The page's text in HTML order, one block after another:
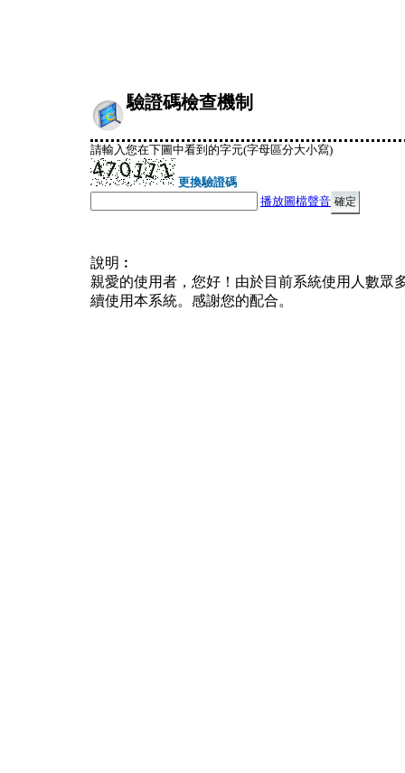
驗證碼檢查機制
請輸入您在下圖中看到的字元(字母區分大小寫)
更換驗證碼
播放圖檔聲音
說明︰
親愛的使用者，您好！由於目前系統使用人數眾
續使用本系統。感謝您的配合。